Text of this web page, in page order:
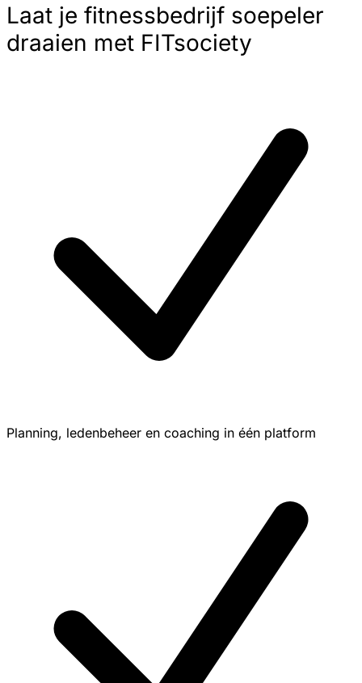
Laat je fitnessbedrijf soepeler
draaien met FITsociety
Planning, ledenbeheer en coaching in één platform